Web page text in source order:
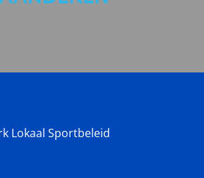
Lokaal Sportbeleid